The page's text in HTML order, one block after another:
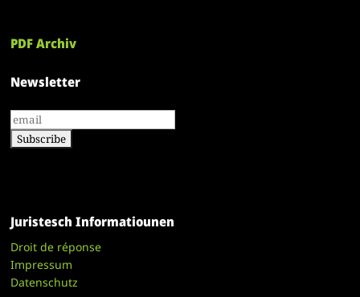
PDF Archiv
Newsletter
Juristesch Informatiounen
Droit de réponse
Impressum
Datenschutz